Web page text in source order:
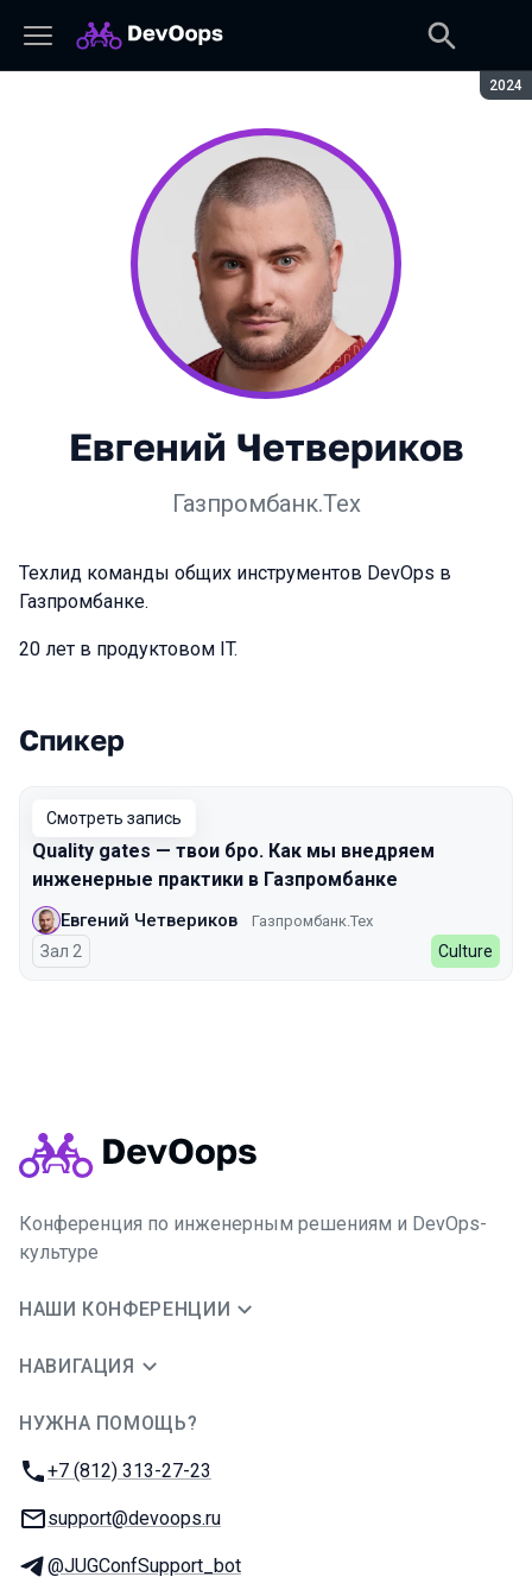
2024
Евгений Четвериков
Газпромбанк.Тех
Техлид команды общих инструментов DevOps в
Газпромбанке.
20 лет в продуктовом IT.
Выступления в сезоне 2024
Спикер
Смотреть запись
Quality gates — твои бро. Как мы внедряем
инженерные практики в Газпромбанке
Евгений Четвериков Газпромбанк.Тех
Зал 2 Culture
Конференция по инженерным решениям и DevOps-
культуре
НАШИ КОНФЕРЕНЦИИ
НАВИГАЦИЯ
НУЖНА ПОМОЩЬ?
Телефон:
+7 (812) 313-27-23
E-mail:
support@devoops.ru
Телеграм:
@JUGConfSupport_bot